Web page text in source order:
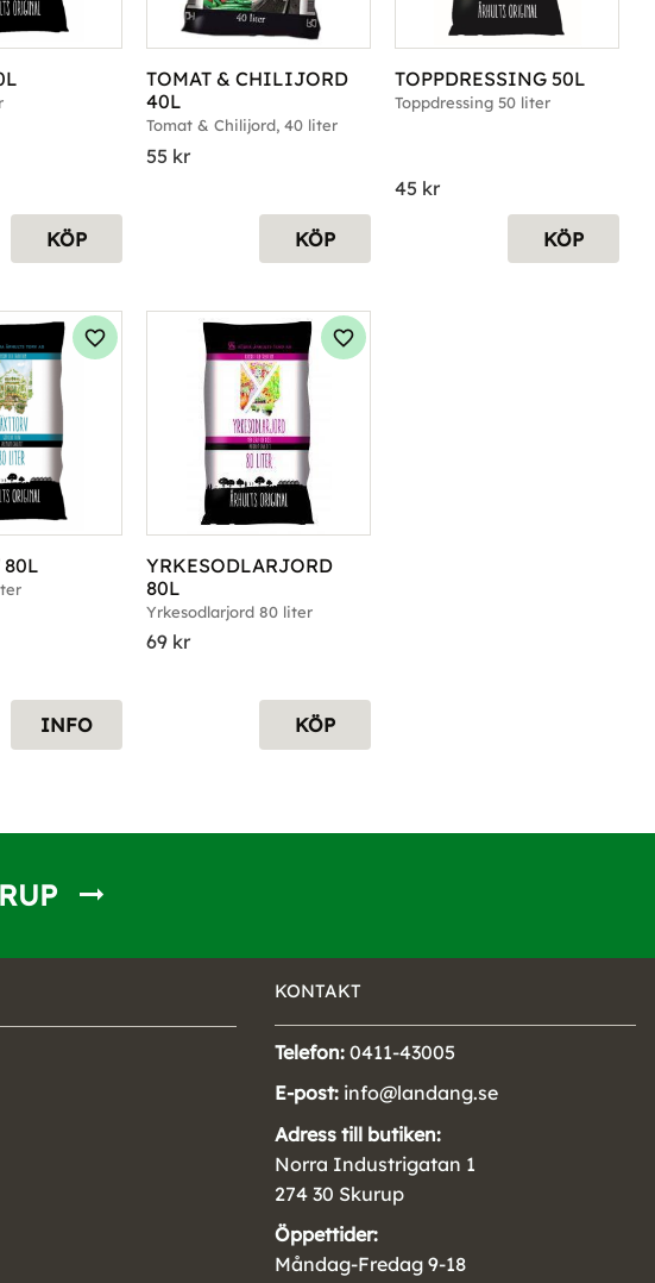
KÖP
TOMAT & CHILIJORD
40L
Tomat & Chilijord, 40 liter
55 kr
KÖP
TOPPDRESSING 50L
Toppdressing 50 liter
45 kr
KÖP
80L
Lägg till i favoriter
INFO
YRKESODLARJORD
80L
Yrkesodlarjord 80 liter
69 kr
Lägg till i favoriter
KÖP
KONTAKT
Telefon: 0411-43005
E-post: info@landang.se
Adress till butiken:
Norra Industrigatan 1
274 30 Skurup
Öppettider:
Måndag-Fredag 9-18